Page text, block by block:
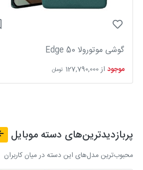
گوشی موتورولا Edge 50
موجود از127,790,000 تومان
پربازدیدترین‌های دسته موبایل
محبوب‌ترین مدل‌های این دسته در میان کاربران